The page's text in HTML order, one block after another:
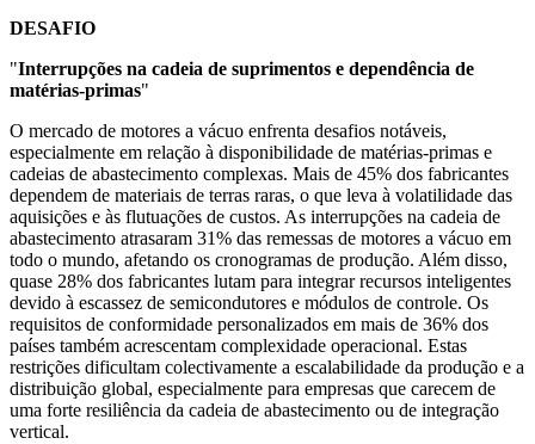
DESAFIO
"Interrupções na cadeia de suprimentos e dependência de
matérias-primas"
O mercado de motores a vácuo enfrenta desafios notáveis,
especialmente em relação à disponibilidade de matérias-primas e
cadeias de abastecimento complexas. Mais de 45% dos fabricantes
dependem de materiais de terras raras, o que leva à volatilidade das
aquisições e às flutuações de custos. As interrupções na cadeia de
abastecimento atrasaram 31% das remessas de motores a vácuo em
todo o mundo, afetando os cronogramas de produção. Além disso,
quase 28% dos fabricantes lutam para integrar recursos inteligentes
devido à escassez de semicondutores e módulos de controle. Os
requisitos de conformidade personalizados em mais de 36% dos
países também acrescentam complexidade operacional. Estas
restrições dificultam colectivamente a escalabilidade da produção e a
distribuição global, especialmente para empresas que carecem de
uma forte resiliência da cadeia de abastecimento ou de integração
vertical.